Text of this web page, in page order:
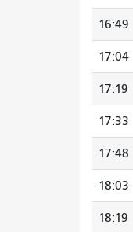
16:49
17:04
17:19
17:33
17:48
18:03
18:19